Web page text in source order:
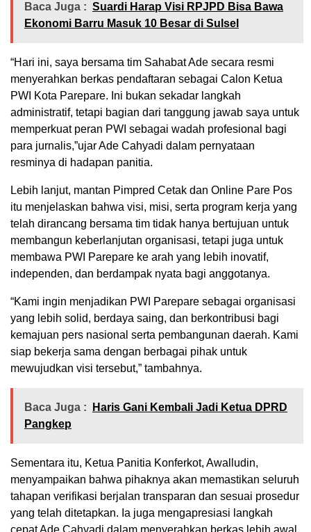
Baca Juga : Suardi Harap Visi RPJPD Bisa Bawa
Ekonomi Barru Masuk 10 Besar di Sulsel
“Hari ini, saya bersama tim Sahabat Ade secara resmi
menyerahkan berkas pendaftaran sebagai Calon Ketua
PWI Kota Parepare. Ini bukan sekadar langkah
administratif, tetapi bagian dari tanggung jawab saya untuk
memperkuat peran PWI sebagai wadah profesional bagi
para jurnalis,”ujar Ade Cahyadi dalam pernyataan
resminya di hadapan panitia.
Lebih lanjut, mantan Pimpred Cetak dan Online Pare Pos
itu menjelaskan bahwa visi, misi, serta program kerja yang
telah dirancang bersama tim tidak hanya bertujuan untuk
membangun keberlanjutan organisasi, tetapi juga untuk
membawa PWI Parepare ke arah yang lebih inovatif,
independen, dan berdampak nyata bagi anggotanya.
“Kami ingin menjadikan PWI Parepare sebagai organisasi
yang lebih solid, berdaya saing, dan berkontribusi bagi
kemajuan pers nasional serta pembangunan daerah. Kami
siap bekerja sama dengan berbagai pihak untuk
mewujudkan visi tersebut,” tambahnya.
Baca Juga :
Haris Gani Kembali Jadi Ketua DPRD
Pangkep
Sementara itu, Ketua Panitia Konferkot, Awalludin,
menyampaikan bahwa pihaknya akan memastikan seluruh
tahapan verifikasi berjalan transparan dan sesuai prosedur
yang telah ditetapkan. Ia juga mengapresiasi langkah
cepat Ade Cahyadi dalam menyerahkan berkas lebih awal.